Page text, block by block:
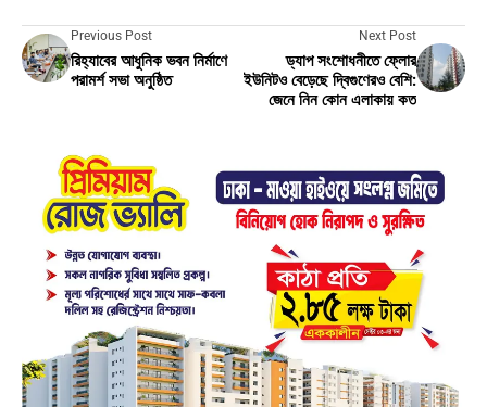
Previous Post
রিহ্যাবের আধুনিক ভবন নির্মাণে
পরামর্শ সভা অনুষ্ঠিত
Next Post
ড্যাপ সংশোধনীতে ফ্লোর
ইউনিটও বেড়েছে দ্বিগুণেরও বেশি:
জেনে নিন কোন এলাকায় কত